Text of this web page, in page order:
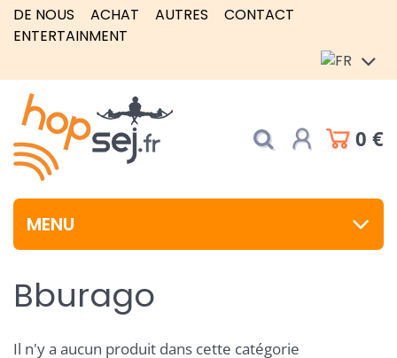
DE NOUS ACHAT AUTRES
CONTACT
ENTERTAINMENT
0 €
MENU
Bburago
Il n'y a aucun produit dans cette catégorie